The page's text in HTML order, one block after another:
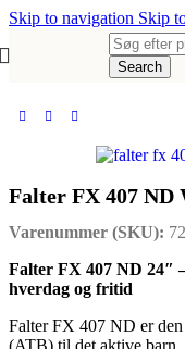
Skip to navigation Skip
Search
Falter FX 407 ND
Varenummer (SKU):
Falter FX 407 ND 24″
hverdag og fritid
Falter FX 407 ND er